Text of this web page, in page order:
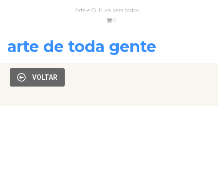
Arte e Cultura para todos
0
arte de toda gente
VOLTAR